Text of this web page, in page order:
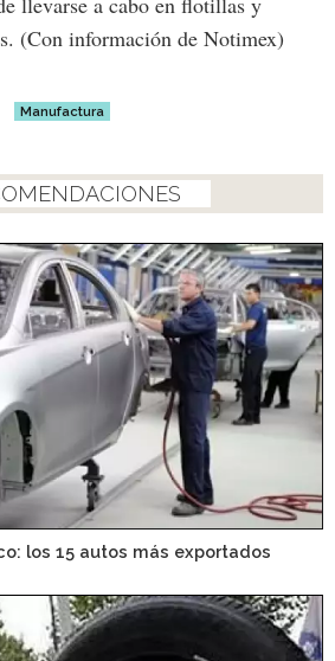
(Con información de Notimex)
Manufactura
los 15 autos más exportados